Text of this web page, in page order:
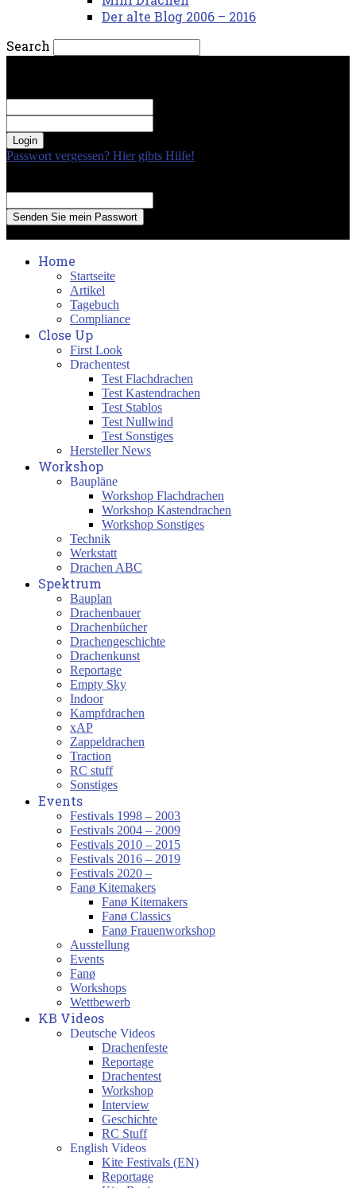
Der alte Blog 2006 – 2016
Search
Passwort vergessen? Hier gibts Hilfe!
Home
Startseite
Artikel
Tagebuch
Compliance
Close Up
First Look
Drachentest
Test Flachdrachen
Test Kastendrachen
Test Stablos
Test Nullwind
Test Sonstiges
Hersteller News
Workshop
Baupläne
Workshop Flachdrachen
Workshop Kastendrachen
Workshop Sonstiges
Technik
Werkstatt
Drachen ABC
Spektrum
Bauplan
Drachenbauer
Drachenbücher
Drachengeschichte
Drachenkunst
Reportage
Empty Sky
Indoor
Kampfdrachen
xAP
Zappeldrachen
Traction
RC stuff
Sonstiges
Events
Festivals 1998 – 2003
Festivals 2004 – 2009
Festivals 2010 – 2015
Festivals 2016 – 2019
Festivals 2020 –
Fanø Kitemakers
Fanø Kitemakers
Fanø Classics
Fanø Frauenworkshop
Ausstellung
Events
Fanø
Workshops
Wettbewerb
KB Videos
Deutsche Videos
Drachenfeste
Reportage
Drachentest
Workshop
Interview
Geschichte
RC Stuff
English Videos
Kite Festivals (EN)
Reportage